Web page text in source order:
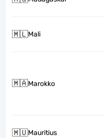
🇲🇱Mali
🇲🇦Marokko
🇲🇺Mauritius